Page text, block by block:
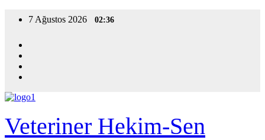
7 Ağustos 2026 02:36
Veteriner Hekim-Sen